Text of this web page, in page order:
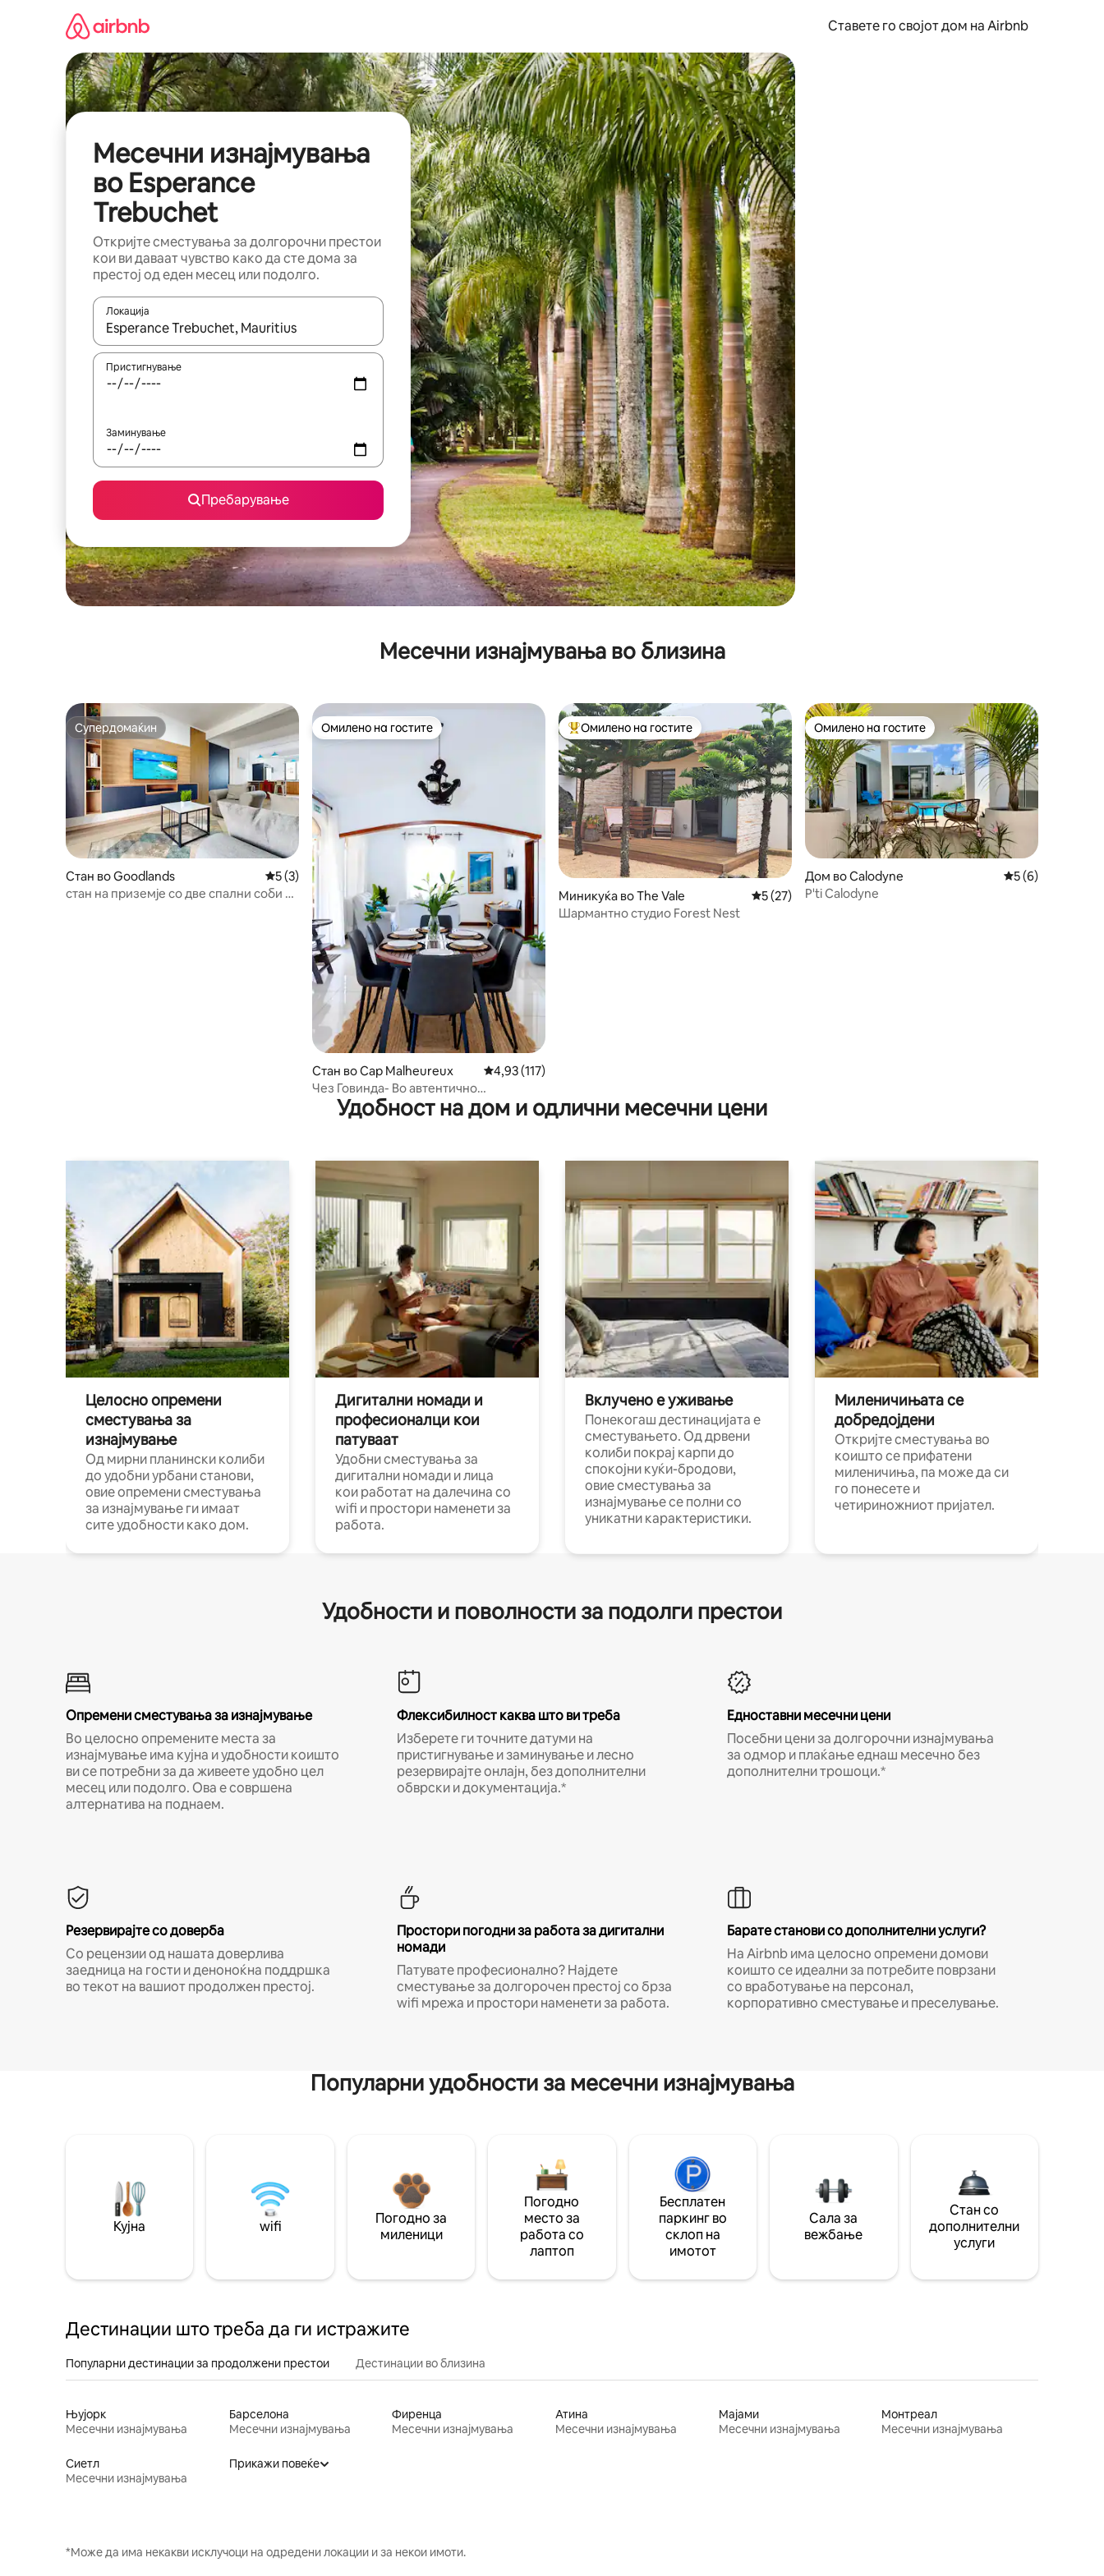
Ставете го својот дом на Airbnb
Месечни изнајмувања
во Esperance
Trebuchet
Откријте сместувања за долгорочни престои
кои ви даваат чувство како да сте дома за
престој од еден месец или подолго.
Локација
Кога резултатите се достапни, движете се со копчињата со стрелки нагоре и надолу или истражувајте со допирање или со лизгање.
Пристигнување
Заминување
Пребарување
Месечни изнајмувања во близина
Супердомаќин
Супердомаќин
Стан во Goodlands Просечна оцена: 5 од 5, 3 рецензии
5 (3)
стан на приземје со две спални соби +
Омилено на гостите
Омилено на гостите
Стан во Cap Malheureux Просечна оцена: 4,93 од 5, 117 рецензии
4,93 (117)
Чез Говинда- Во автентично
маврициско село
Меѓу најуспешните „Омилени на гостите“
Омилено на гостите
Миникуќа во The Vale Просечна оцена: 5 од 5, 27 рецензии
5 (27)
Шармантно студио Forest Nest
Омилено на гостите
Омилено на гостите
Дом во Calodyne Просечна
5 (6)
P'ti Calodyne
Удобност на дом и одлични месечни цени
Целосно опремени
сместувања за
изнајмување
Од мирни планински колиби
до удобни урбани станови,
овие опремени сместувања
за изнајмување ги имаат
сите удобности како дом.
Дигитални номади и
професионалци кои
патуваат
Удобни сместувања за
дигитални номади и лица
кои работат на далечина со
wifi и простори наменети за
работа.
Вклучено е уживање
Понекогаш дестинацијата е
сместувањето. Од дрвени
колиби покрај карпи до
спокојни куќи-бродови,
овие сместувања за
изнајмување се полни со
уникатни карактеристики.
Миленичињата се
добредојдени
Откријте сместувања во
коишто се прифатени
миленичиња, па може да си
го понесете и
четириножниот пријател.
Удобности и поволности за подолги престои
Опремени сместувања за изнајмување
Во целосно опремените места за
изнајмување има кујна и удобности коишто
ви се потребни за да живеете удобно цел
месец или подолго. Ова е совршена
алтернатива на поднаем.
Флексибилност каква што ви треба
Изберете ги точните датуми на
пристигнување и заминување и лесно
резервирајте онлајн, без дополнителни
обврски и документација.*
Едноставни месечни цени
Посебни цени за долгорочни изнајмувања
за одмор и плаќање еднаш месечно без
дополнителни трошоци.*
Резервирајте со доверба
Со рецензии од нашата доверлива
заедница на гости и деноноќна поддршка
во текот на вашиот продолжен престој.
Простори погодни за работа за дигитални
номади
Патувате професионално? Најдете
сместување за долгорочен престој со брза
wifi мрежа и простори наменети за работа.
Барате станови со дополнителни услуги?
На Airbnb има целосно опремени домови
коишто се идеални за потребите поврзани
со вработување на персонал,
корпоративно сместување и преселување.
Популарни удобности за месечни изнајмувања
Кујна wifi
Погодно за
миленици
Погодно
место за
работа со
лаптоп
Бесплатен
паркинг во
склоп на
имотот
Сала за
вежбање
Стан со
дополнителни
услуги
Дестинации што треба да ги истражите
Популарни дестинации за продолжени престои Дестинации во близина
Њујорк
Месечни изнајмувања
Барселона
Месечни изнајмувања
Фиренца
Месечни изнајмувања
Атина
Месечни изнајмувања
Мајами
Месечни изнајмувања
Монтреал
Месечни изнајмувања
Сиетл
Месечни изнајмувања
Прикажи повеќе
*Може да има некакви исклучоци на одредени локации и за некои имоти.